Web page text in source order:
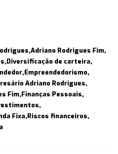
Adriano Rodrigues Fim
Diversificação de carteira
Empreendedorismo
Adriano Rodrigues
Fim Finanças Pessoais
Fixa Riscos financeiros